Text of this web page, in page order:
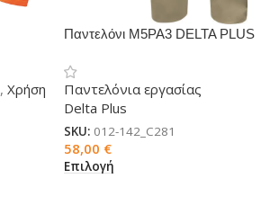
, Χρήση
Παντελόνι M5PA3 DELTA PLUS
Παντελόνια εργασίας
Delta Plus
SKU: 012-142_C281
58,00 €
Επιλογή